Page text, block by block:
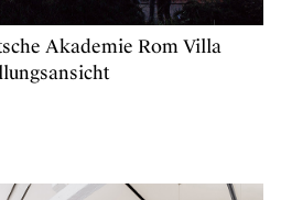
Akademie Rom Villa